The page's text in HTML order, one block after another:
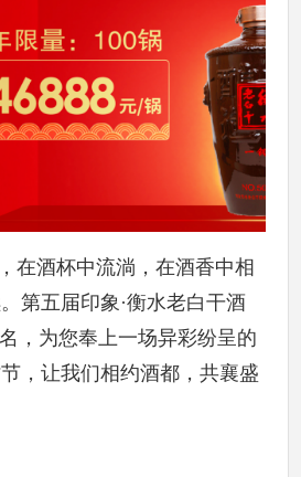
在酒杯中流淌，在酒香中相
第五届印象·衡水老白干酒
，为您奉上一场异彩纷呈的
，让我们相约酒都，共襄盛